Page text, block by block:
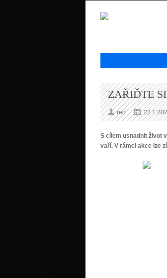
ZAŘIĎTE
red
S cílem usnadnit život
vaří. V rámci akce lze